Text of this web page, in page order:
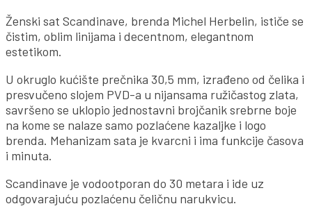
Ženski sat Scandinave, brenda Michel Herbelin, ističe se
čistim, oblim linijama i decentnom, elegantnom
estetikom.
U okruglo kućište prečnika 30,5 mm, izrađeno od čelika i
presvučeno slojem PVD-a u nijansama ružičastog zlata,
savršeno se uklopio jednostavni brojčanik srebrne boje
na kome se nalaze samo pozlaćene kazaljke i logo
brenda. Mehanizam sata je kvarcni i ima funkcije časova
i minuta.
Scandinave je vodootporan do 30 metara i ide uz
odgovarajuću pozlaćenu čeličnu narukvicu.